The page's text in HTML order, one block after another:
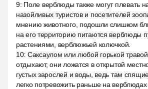
9: Поле верблюды также могут плевать
назойливых туристов и посетителей
мнению животного, подошли слишком
на его территорию питаются верблюды
растениями, верблюжьей колючкой.
10: Саксаулом или любой горькой
отдыхают, они ложатся в открытой
густых зарослей и воды, ведь там
легко потревожить раньше на